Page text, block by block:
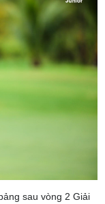
sau vòng 2 Giải